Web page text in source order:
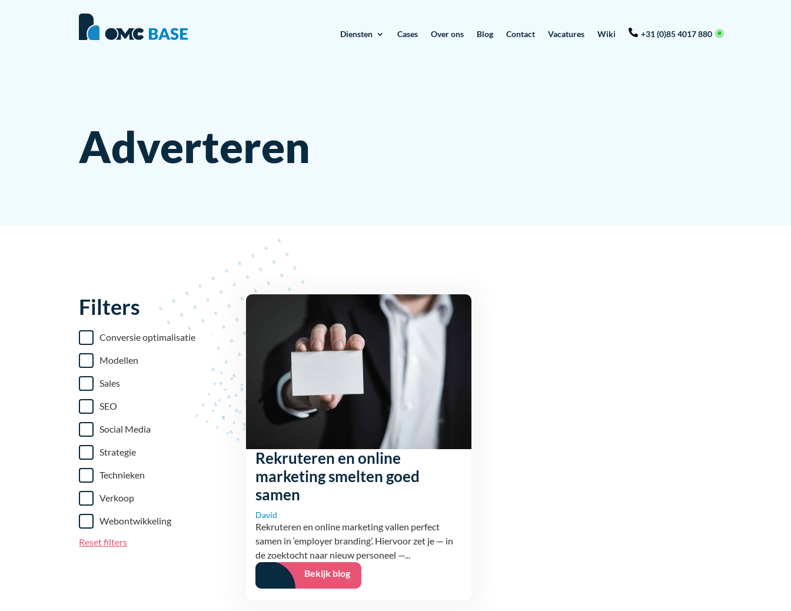
Diensten Cases Over ons Blog Contact Vacatures Wiki +31 (0)85 4017 880
Adverteren
Filters
Conversie optimalisatie
Modellen
Sales
SEO
Social Media
Strategie
Technieken
Verkoop
Webontwikkeling
Reset filters
Rekruteren en online
marketing smelten goed
samen
David
Rekruteren en online marketing vallen perfect
samen in ‘employer branding’. Hiervoor zet je — in
de zoektocht naar nieuw personeel —...
Bekijk blog